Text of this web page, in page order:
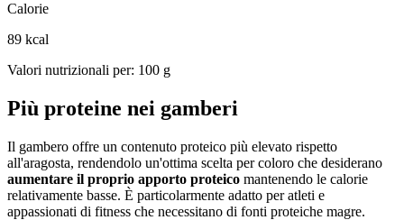
Calorie
89 kcal
Valori nutrizionali per: 100 g
Più proteine nei gamberi
Il gambero offre un contenuto proteico più elevato rispetto
all'aragosta, rendendolo un'ottima scelta per coloro che desiderano
aumentare il proprio apporto proteico mantenendo le calorie
relativamente basse. È particolarmente adatto per atleti e
appassionati di fitness che necessitano di fonti proteiche magre.